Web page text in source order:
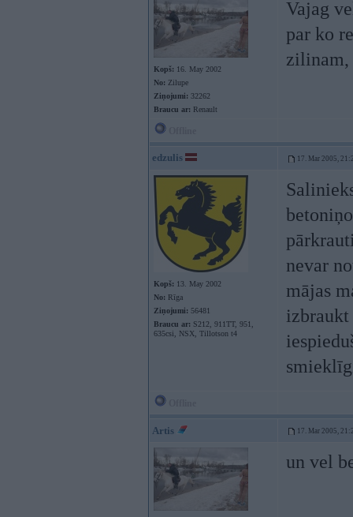
Kopš: 16. May 2002
No: Zilupe
Ziņojumi: 32262
Braucu ar: Renault
Vajag
par ko
edzulis 17. Mar 2005,
Kopš: 13. May 2002
No: Rīga
Ziņojumi: 56481
Braucu ar: S212, 911TT, 951,
635csi, NSX, Tillotson t4
nevar
mājas
Artis 17. Mar 2005,
un vel